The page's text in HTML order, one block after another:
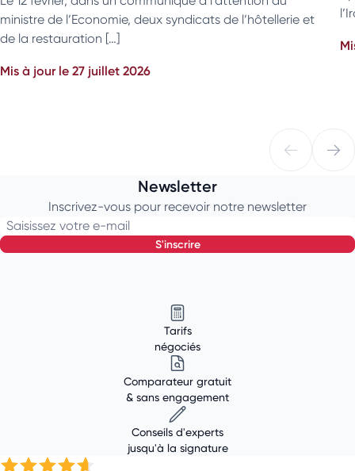
ministre de l’Economie, deux syndicats de l’hôtellerie et
de la restauration […]
Mis à jour le 27 juillet 2026
Newsletter
Inscrivez-vous pour recevoir notre newsletter
Saisissez votre e-mail
s'inscrire
Tarifs
négociés
Comparateur gratuit
& sans engagement
Conseils d'experts
jusqu'à la signature